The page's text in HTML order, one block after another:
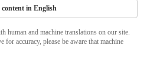
content in English
human and machine translations on our site.
accuracy, please be aware that machine